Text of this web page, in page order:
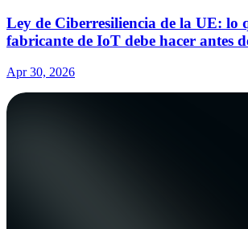
Ley de Ciberresiliencia de la UE: lo
fabricante de IoT debe hacer antes
Apr 30, 2026